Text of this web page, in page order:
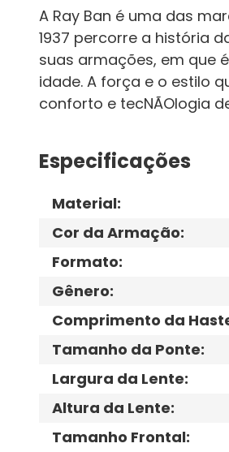
A Ray Ban é uma das
1937 percorre a história
suas armações, em que
idade. A força e o estilo
conforto e tecNÃOlogia
Especificações
Material:
Cor da Armação:
Formato:
Gênero:
Comprimento da
Tamanho da Ponte:
Largura da Lente:
Altura da Lente:
Tamanho Frontal: